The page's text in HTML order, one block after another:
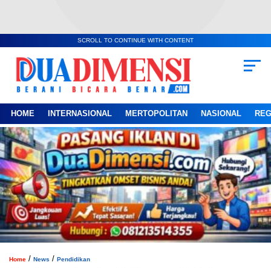
SCROLL TO CONTINUE WITH CONTENT
HOME INTERNASIONAL MERTOPOLITAN NASIONAL
Home / News / Pendidikan